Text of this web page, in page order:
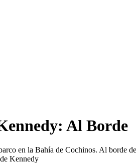
Al Borde
en la Bahía de Cochinos. Al borde
Kennedy